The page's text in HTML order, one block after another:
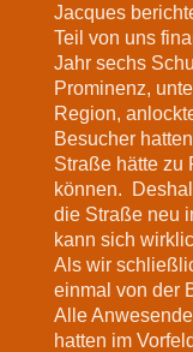
Jacques
Teil von uns
Jahr sechs
Prominenz,
Region,
Besucher
Straße hätte zu
können.
die Straße neu
kann sich
Als wir
einmal von der
Alle
hatten im